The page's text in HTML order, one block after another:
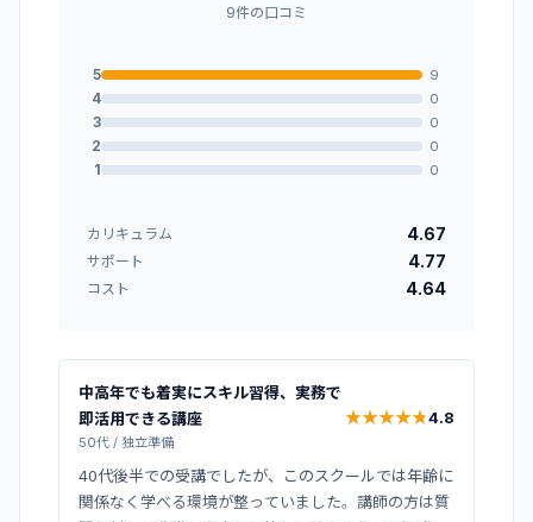
9件の口コミ
5 9
4 0
3 0
2 0
1 0
カリキュラム 4.67
サポート 4.77
コスト 4.64
中高年でも着実にスキル習得、実務で
即活用できる講座
50代 / 独立準備
★
★★
★★
★★
★★
★4.8
40代後半での受講でしたが、このスクールでは年齢に
関係なく学べる環境が整っていました。講師の方は質